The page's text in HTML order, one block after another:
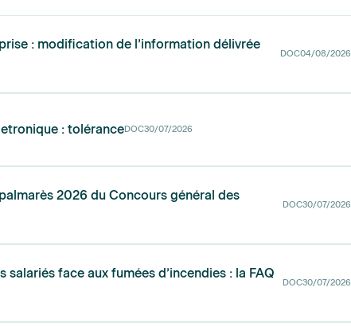
: modification de l’information délivrée
DOC04/08/2026
: toléranceDOC30/07/2026
2026 du Concours général des
DOC30/07/2026
salariés face aux fumées d’incendies : la FAQ
DOC30/07/2026